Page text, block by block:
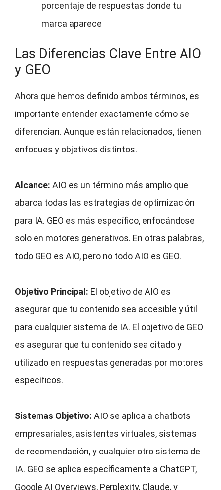
porcentaje de respuestas donde tu
marca aparece
Las Diferencias Clave Entre AIO
y GEO
Ahora que hemos definido ambos términos, es
importante entender exactamente cómo se
diferencian. Aunque están relacionados, tienen
enfoques y objetivos distintos.
Alcance: AIO es un término más amplio que
abarca todas las estrategias de optimización
para IA. GEO es más específico, enfocándose
solo en motores generativos. En otras palabras,
todo GEO es AIO, pero no todo AIO es GEO.
Objetivo Principal: El objetivo de AIO es
asegurar que tu contenido sea accesible y útil
para cualquier sistema de IA. El objetivo de GEO
es asegurar que tu contenido sea citado y
utilizado en respuestas generadas por motores
específicos.
Sistemas Objetivo: AIO se aplica a chatbots
empresariales, asistentes virtuales, sistemas
de recomendación, y cualquier otro sistema de
IA. GEO se aplica específicamente a ChatGPT,
Google AI Overviews, Perplexity, Claude, y